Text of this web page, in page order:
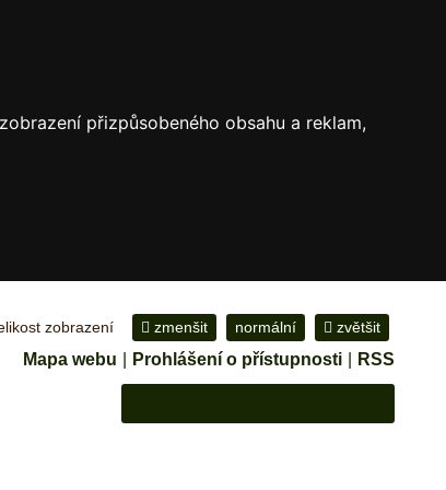
přizpůsobeného obsahu a reklam,
zobrazení zmenšit normální zvětšit
Mapa webu Prohlášení o přístupnosti RSS